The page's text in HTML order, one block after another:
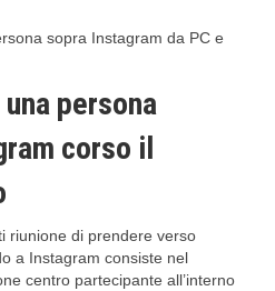
sopra Instagram da PC e
persona
corso il
riunione di prendere verso
a Instagram consiste nel
centro partecipante all’interno